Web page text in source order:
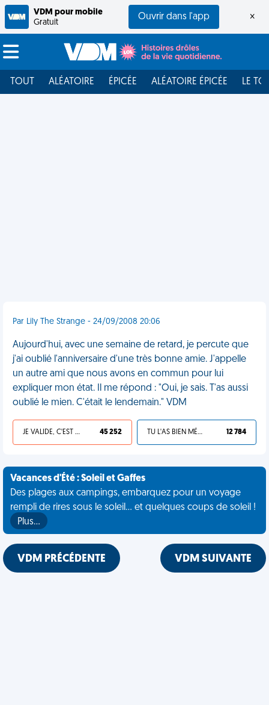
VDM pour mobile
Gratuit
Ouvrir dans l'app ×
TOUT ALÉATOIRE ÉPICÉE ALÉATOIRE ÉPICÉE LE
Par Lily The Strange - 24/09/2008 20:06
Aujourd'hui, avec une semaine de retard, je percute que
j'ai oublié l'anniversaire d'une très bonne amie. J'appelle
un autre ami que nous avons en commun pour lui
expliquer mon état. Il me répond : "Oui, je sais. T'as aussi
oublié le mien. C'était le lendemain." VDM
JE VALIDE, C'EST UNE VDM 45 252 TU L'AS BIEN MÉRITÉ 12 784
Vacances d'Été : Soleil et Gaffes
Des plages aux campings, embarquez pour un voyage
rempli de rires sous le soleil... et quelques coups de soleil !
Plus…
VDM PRÉCÉDENTE VDM SUIVANTE